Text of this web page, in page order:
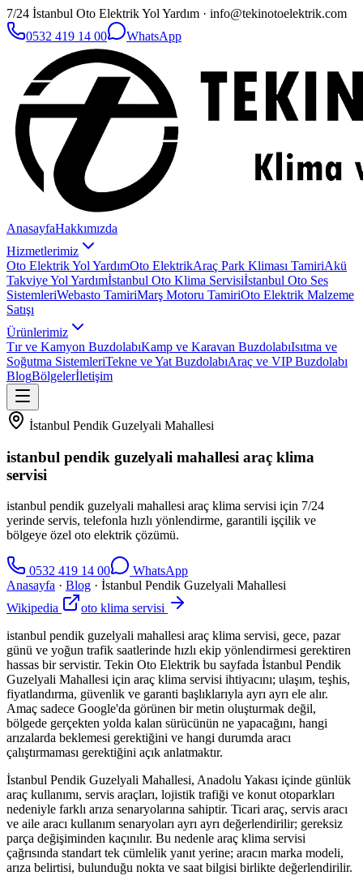
7/24 İstanbul Oto Elektrik Yol Yardım · info@tekinotoelektrik.com
0532 419 14 00
WhatsApp
AnasayfaHakkımızda
Hizmetlerimiz
Oto Elektrik Yol YardımOto ElektrikAraç Park Kliması TamiriAkü
Takviye Yol Yardımİstanbul Oto Klima Servisiİstanbul Oto Ses
SistemleriWebasto TamiriMarş Motoru TamiriOto Elektrik Malzeme
Satışı
Ürünlerimiz
Tır ve Kamyon BuzdolabıKamp ve Karavan BuzdolabıIsıtma ve
Soğutma SistemleriTekne ve Yat BuzdolabıAraç ve VIP Buzdolabı
BlogBölgelerİletişim
İstanbul Pendik Guzelyali Mahallesi
istanbul pendik guzelyali mahallesi araç klima
servisi
istanbul pendik guzelyali mahallesi araç klima servisi için 7/24
yerinde servis, telefonla hızlı yönlendirme, garantili işçilik ve
bölgeye özel oto elektrik çözümü.
0532 419 14 00
WhatsApp
Anasayfa · Blog · İstanbul Pendik Guzelyali Mahallesi
Wikipedia
oto klima servisi
istanbul pendik guzelyali mahallesi araç klima servisi, gece, pazar
günü ve yoğun trafik saatlerinde hızlı ekip yönlendirmesi gerektiren
hassas bir servistir. Tekin Oto Elektrik bu sayfada İstanbul Pendik
Guzelyali Mahallesi için araç klima servisi ihtiyacını; ulaşım, teşhis,
fiyatlandırma, güvenlik ve garanti başlıklarıyla ayrı ayrı ele alır.
Amaç sadece Google'da görünen bir metin oluşturmak değil,
bölgede gerçekten yolda kalan sürücünün ne yapacağını, hangi
arızalarda beklemesi gerektiğini ve hangi durumda aracı
çalıştırmaması gerektiğini açık anlatmaktır.
İstanbul Pendik Guzelyali Mahallesi, Anadolu Yakası içinde günlük
araç kullanımı, servis araçları, lojistik trafiği ve konut otoparkları
nedeniyle farklı arıza senaryolarına sahiptir. Ticari araç, servis aracı
ve aile aracı kullanım senaryoları ayrı ayrı değerlendirilir; gereksiz
parça değişiminden kaçınılır. Bu nedenle araç klima servisi
çağrısında standart tek cümlelik yanıt yerine; aracın marka modeli,
arıza belirtisi, bulunduğu nokta ve saat bilgisi birlikte değerlendirilir.